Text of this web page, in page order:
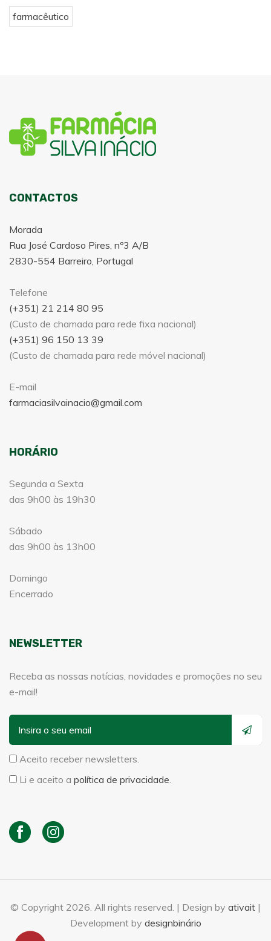
farmacêutico
CONTACTOS
Morada
Rua José Cardoso Pires, nº3 A/B
2830-554 Barreiro, Portugal
Telefone
(+351) 21 214 80 95
(Custo de chamada para rede fixa nacional)
(+351) 96 150 13 39
(Custo de chamada para rede móvel nacional)
E-mail
farmaciasilvainacio@gmail.com
HORÁRIO
Segunda a Sexta
das 9h00 às 19h30
Sábado
das 9h00 às 13h00
Domingo
Encerrado
NEWSLETTER
Receba as nossas notícias, novidades e promoções no seu
e-mail!
Aceito receber newsletters.
Li e aceito a política de privacidade
© Copyright 2026. All rights reserved. | Design by ativait |
Development by designbinário